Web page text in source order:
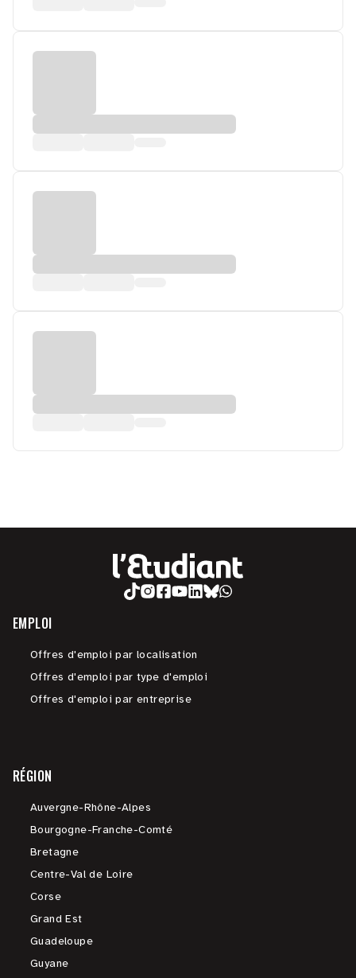
EMPLOI
Offres d'emploi par localisation
Offres d'emploi par type d'emploi
Offres d'emploi par entreprise
RÉGION
Auvergne-Rhône-Alpes
Bourgogne-Franche-Comté
Bretagne
Centre-Val de Loire
Corse
Grand Est
Guadeloupe
Guyane